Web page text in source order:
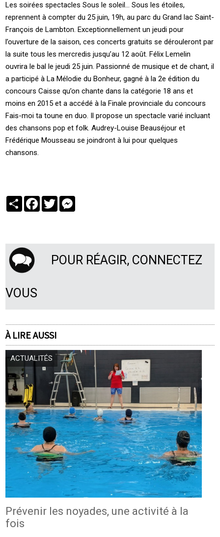
Les soirées spectacles Sous le soleil… Sous les étoiles,
reprennent à compter du 25 juin, 19h, au parc du Grand lac Saint-
François de Lambton. Exceptionnellement un jeudi pour
l’ouverture de la saison, ces concerts gratuits se dérouleront par
la suite tous les mercredis jusqu’au 12 août. Félix Lemelin
ouvrira le bal le jeudi 25 juin. Passionné de musique et de chant, il
a participé à La Mélodie du Bonheur, gagné à la 2e édition du
concours Caisse qu’on chante dans la catégorie 18 ans et
moins en 2015 et a accédé à la Finale provinciale du concours
Fais-moi ta toune en duo. Il propose un spectacle varié incluant
des chansons pop et folk. Audrey-Louise Beauséjour et
Frédérique Mousseau se joindront à lui pour quelques
chansons.
PartagerFacebook
Twitter
POUR RÉAGIR, CONNECTEZ
VOUS
À LIRE AUSSI
ACTUALITÉS
Prévenir les noyades, une activité à la
fois